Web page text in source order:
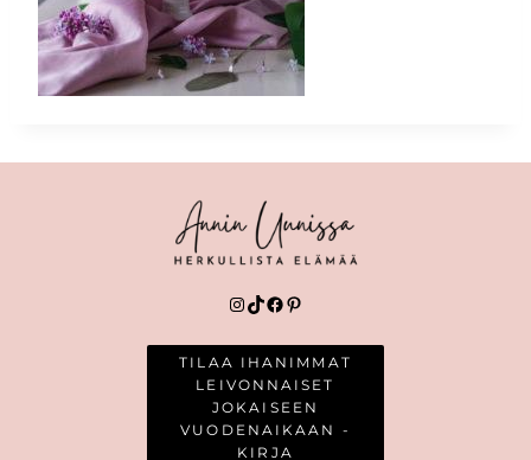
Instagram
TikTok
Facebook
Pinterest
TILAA IHANIMMAT
LEIVONNAISET
JOKAISEEN
VUODENAIKAAN -
KIRJA